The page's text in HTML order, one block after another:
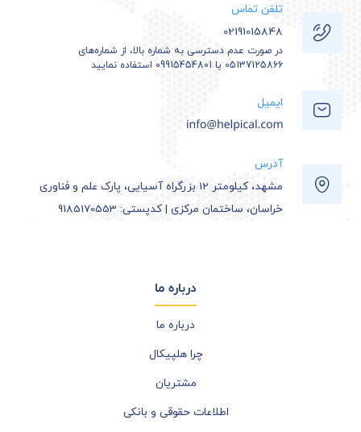
تلفن تماس
02191015848
در صورت عدم دسترسی به شماره بالا، از شماره‌های
05137125866 یا 09915454801 استفاده نمایید
ایمیل
آدرس
مشهد، کیلومتر 12 بزرگراه آسیایی، پارک علم و فناوری
خراسان، ساختمان مرکزی | کدپستی: 9185170553
درباره ما
درباره ما
چرا هلپیکال
مشتریان
اطلاعات حقوقی و بانکی